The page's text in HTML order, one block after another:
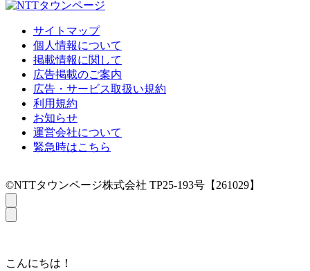
サイトマップ
個人情報について
掲載情報に関して
広告掲載のご案内
広告・サービス取扱い規約
利用規約
お知らせ
運営会社について
緊急時はこちら
©NTTタウンページ株式会社 TP25-193号【261029】
こんにちは！